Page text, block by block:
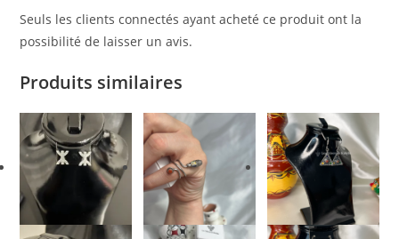
Seuls les clients connectés ayant acheté ce produit ont la
possibilité de laisser un avis.
Produits similaires